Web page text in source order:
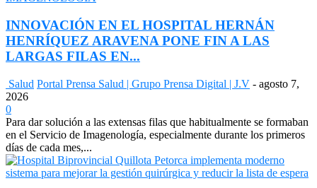
INNOVACIÓN EN EL HOSPITAL HERNÁN
HENRÍQUEZ ARAVENA PONE FIN A LAS
LARGAS FILAS EN...
Salud Portal Prensa Salud | Grupo Prensa Digital | J.V - agosto 7,
2026
0
Para dar solución a las extensas filas que habitualmente se formaban
en el Servicio de Imagenología, especialmente durante los primeros
días de cada mes,...